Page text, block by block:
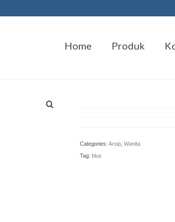
Home Produk
Categories: Arsip, Wanita
Tag: blus